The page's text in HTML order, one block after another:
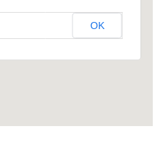
OK